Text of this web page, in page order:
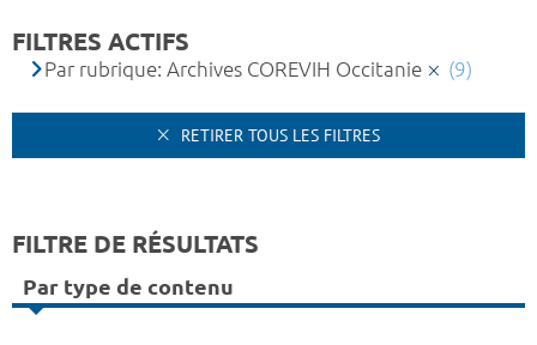
FILTRES ACTIFS
Par rubrique: Archives COREVIH Occitanie (9)
RETIRER TOUS LES FILTRES
FILTRE DE RÉSULTATS
Par type de contenu